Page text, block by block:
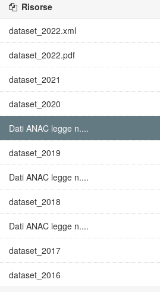
Risorse
dataset_2022.xml
dataset_2022.pdf
dataset_2021
dataset_2020
Dati ANAC legge n....
dataset_2019
Dati ANAC legge n....
dataset_2018
Dati ANAC legge n....
dataset_2017
dataset_2016